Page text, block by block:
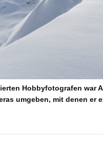
Hobbyfotografen war
umgeben, mit denen er